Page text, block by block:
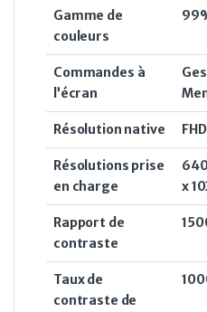
Gamme de
couleurs
Commandes à
l’écran
Résolution native
Résolutions prise
en charge
x
Rapport de
contraste
Taux de
contraste de